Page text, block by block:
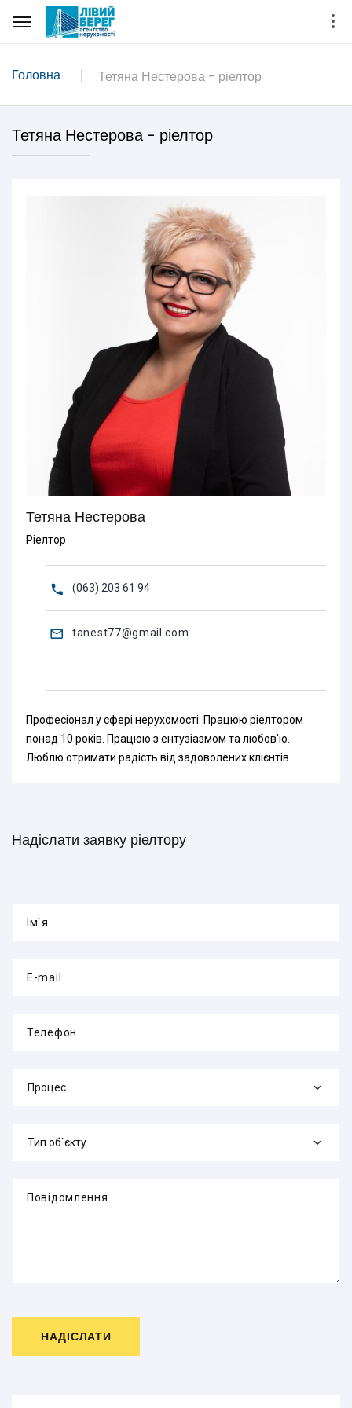
Головна Тетяна Нестерова - ріелтор
Тетяна Нестерова - ріелтор
Тетяна Нестерова
Ріелтор
(063) 203 61 94
tanest77@gmail.com
Професіонал у сфері нерухомості. Працюю ріелтором
понад 10 років. Працюю з ентузіазмом та любов'ю.
Люблю отримати радість від задоволених клієнтів.
Надіслати заявку ріелтору
Ім`я
E-mail
Телефон
Процес
Тип об`єкту
Повідомлення
НАДІСЛАТИ